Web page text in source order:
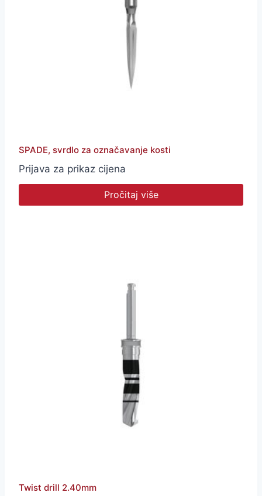
SPADE, svrdlo za označavanje kosti
Prijava za prikaz cijena
Pročitaj više
Twist drill 2.40mm